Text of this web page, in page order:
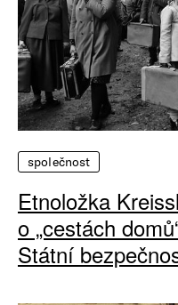
společnost
Etnoložka
o „cestách
Státní